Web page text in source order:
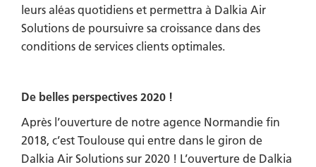
leurs aléas quotidiens et permettra à Dalkia Air
Solutions de poursuivre sa croissance dans des
conditions de services clients optimales.
De belles perspectives 2020 !
Après l’ouverture de notre agence Normandie fin
2018, c’est Toulouse qui entre dans le giron de
Dalkia Air Solutions sur 2020 ! L’ouverture de Dalkia